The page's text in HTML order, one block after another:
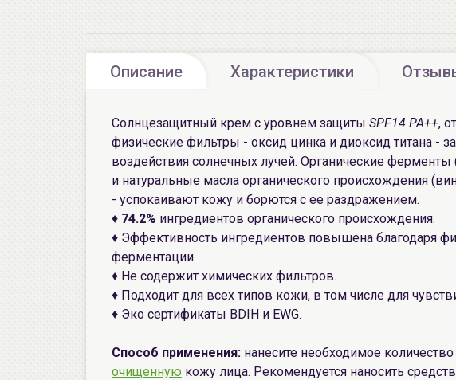
Описание Характеристики
Солнцезащитный крем с уровнем защиты SPF14 PA++, от
физические фильтры - оксид цинка и диоксид титана -
воздействия солнечных лучей. Органические ферменты
и натуральные масла органического происхождения
- успокаивают кожу и борются с ее раздражением.
♦ 74.2% ингредиентов органического происхождения.
♦ Эффективность ингредиентов повышена благодаря
ферментации.
♦ Не содержит химических фильтров.
♦ Подходит для всех типов кожи, в том числе для
♦ Эко сертификаты BDIH и EWG.
Способ применения: нанесите необходимое
очищенную кожу лица. Рекомендуется наносить